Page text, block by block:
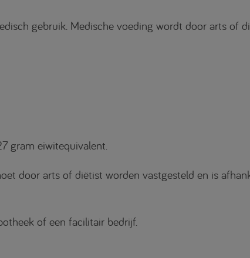
gebruik. Medische voeding wordt door arts of
gram eiwitequivalent.
door arts of diëtist worden vastgesteld en is
of een facilitair bedrijf.